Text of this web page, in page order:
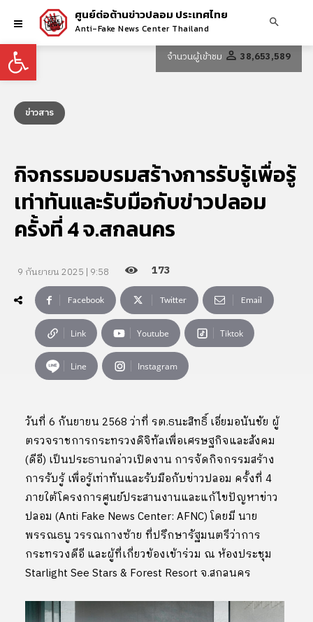
Open toolbar
ศูนย์ต่อต้านข่าวปลอม ประเทศไทย
Anti-Fake News Center Thailand
จำนวนผู้เข้าชม 38,653,589
ข่าวสาร
กิจกรรมอบรมสร้างการรับรู้เพื่อรู้
เท่าทันและรับมือกับข่าวปลอม
ครั้งที่ 4 จ.สกลนคร
9 กันยายน 2025 | 9:58 173
Facebook Twitter Email
Link Youtube Tiktok
Line Instagram
วันที่ 6 กันยายน 2568 ว่าที่ รต.ธนะสิทธิ์ เอี่ยมอนันชัย ผู้
ตรวจราชการกระทรวงดิจิทัลเพื่อเศรษฐกิจและสังคม
(ดีอี) เป็นประธานกล่าวเปิดงาน การจัดกิจกรรมสร้าง
การรับรู้ เพื่อรู้เท่าทันและรับมือกับข่าวปลอม ครั้งที่ 4
ภายใต้โครงการศูนย์ประสานงานและแก้ไขปัญหาข่าว
ปลอม (Anti Fake News Center: AFNC) โดยมี นาย
พรรณธนู วรรณกางซ้าย ที่ปรึกษารัฐมนตรีว่าการ
กระทรวงดีอี และผู้ที่เกี่ยวข้องเข้าร่วม ณ ห้องประชุม
Starlight See Stars & Forest Resort จ.สกลนคร